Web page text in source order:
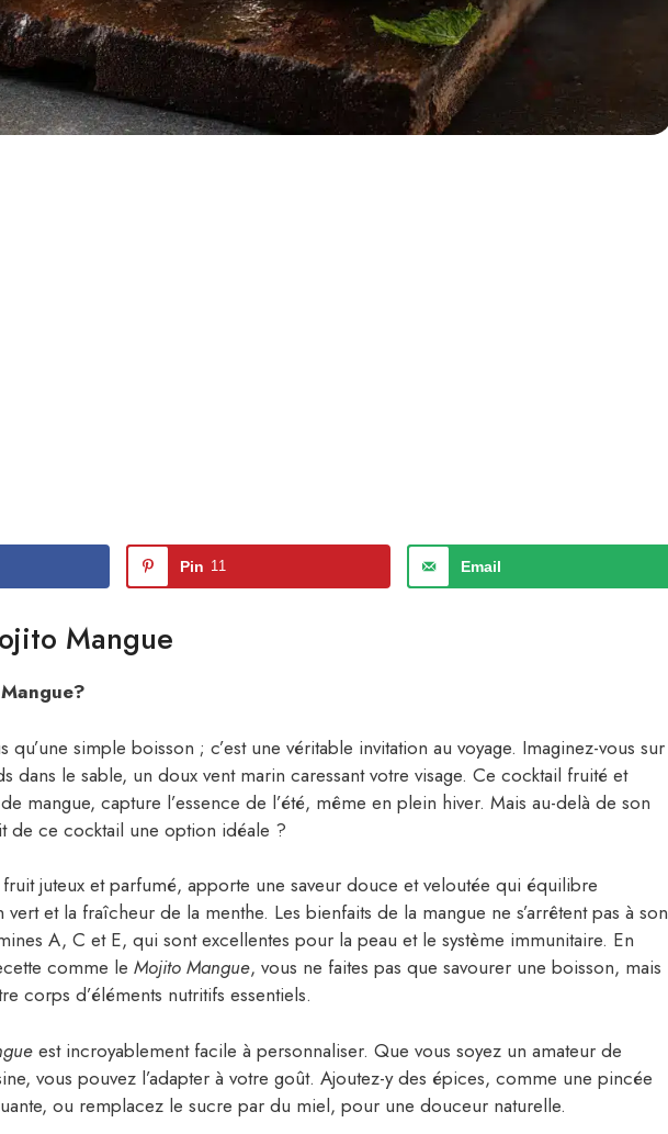
Pin 11 Email
Mangue
qu’une simple boisson ; c’est une véritable invitation au voyage. Imaginez-vous sur
dans le sable, un doux vent marin caressant votre visage. Ce cocktail fruité et
mangue, capture l’essence de l’été, même en plein hiver. Mais au-delà de son
de ce cocktail une option idéale ?
juteux et parfumé, apporte une saveur douce et veloutée qui équilibre
et la fraîcheur de la menthe. Les bienfaits de la mangue ne s’arrêtent pas à son
A, C et E, qui sont excellentes pour la peau et le système immunitaire. En
comme le Mojito Mangue, vous ne faites pas que savourer une boisson, mais
corps d’éléments nutritifs essentiels.
est incroyablement facile à personnaliser. Que vous soyez un amateur de
vous pouvez l’adapter à votre goût. Ajoutez-y des épices, comme une pincée
ou remplacez le sucre par du miel, pour une douceur naturelle.